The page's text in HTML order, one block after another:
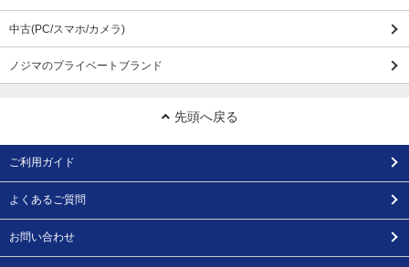
中古(PC/スマホ/カメラ)
ノジマのプライベートブランド
先頭へ戻る
ご利用ガイド
よくあるご質問
お問い合わせ